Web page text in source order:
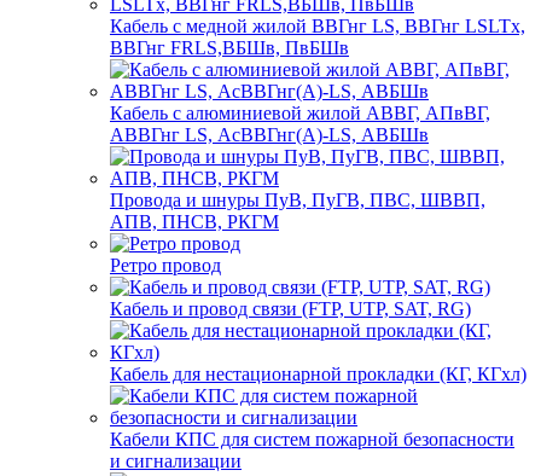
Кабель с медной жилой ВВГнг LS, ВВГнг LSLTx,
ВВГнг FRLS,ВБШв, ПвБШв
Кабель с алюминиевой жилой АВВГ, АПвВГ,
АВВГнг LS, АсВВГнг(А)-LS, АВБШв
Провода и шнуры ПуВ, ПуГВ, ПВС, ШВВП,
АПВ, ПНСВ, РКГМ
Ретро провод
Кабель и провод связи (FTP, UTP, SAT, RG)
Кабель для нестационарной прокладки (КГ, КГхл)
Кабели КПС для систем пожарной безопасности
и сигнализации